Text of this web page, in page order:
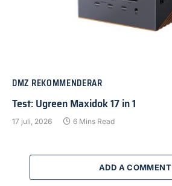
DMZ REKOMMENDERAR
Test: Ugreen Maxidok 17 in 1
17 juli, 2026 6 Mins Read
ADD A COMMENT